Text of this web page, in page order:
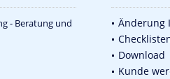
- Beratung und
Änderung
Download
Kunde